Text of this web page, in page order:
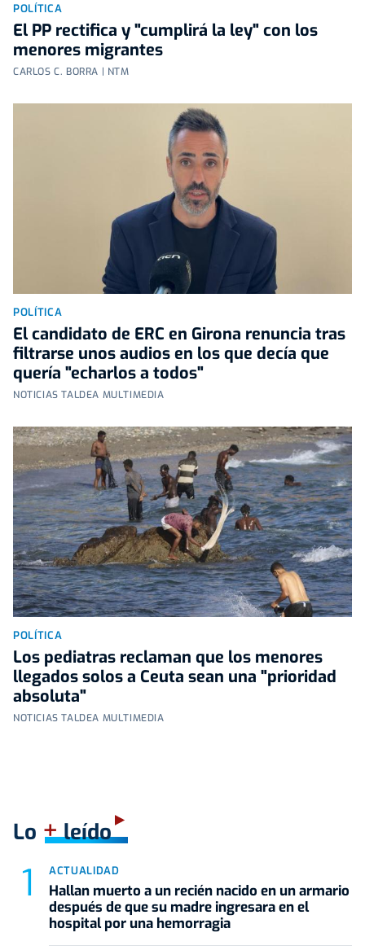
POLÍTICA
El PP rectifica y "cumplirá la ley" con los
menores migrantes
CARLOS C. BORRA | NTM
POLÍTICA
El candidato de ERC en Girona renuncia tras
filtrarse unos audios en los que decía que
quería "echarlos a todos"
NOTICIAS TALDEA MULTIMEDIA
POLÍTICA
Los pediatras reclaman que los menores
llegados solos a Ceuta sean una "prioridad
absoluta"
NOTICIAS TALDEA MULTIMEDIA
Lo +leído
ACTUALIDAD
Hallan muerto a un recién nacido en un armario
después de que su madre ingresara en el
hospital por una hemorragia